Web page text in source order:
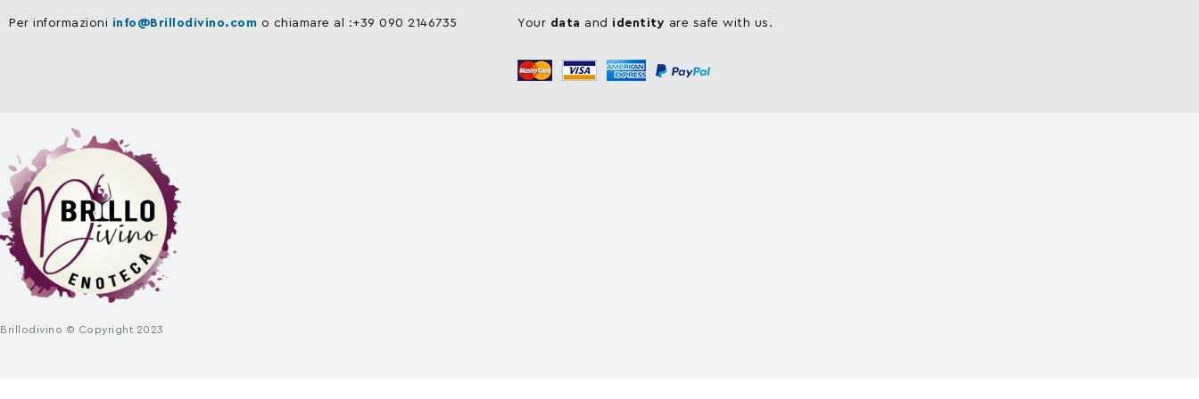
Per informazioni info@Brillodivino.com o chiamare al :+39 090 2146735 Your data and identity are safe with us.
Brillodivino © Copyright 2023